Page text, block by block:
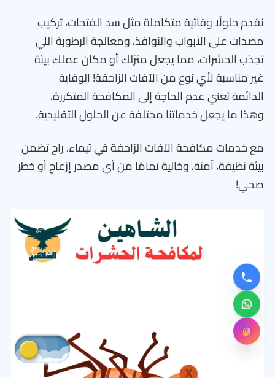
نقدم حلولًا وقائية متكاملة مثل سد الفتحات، تركيب
مصدات على الأبواب والنوافذ، ومعالجة الرطوبة اللي
تجذب الحشرات، مما يجعل منزلك أو مكان عملك بيئة
غير مناسبة لأي نوع من الآفات الزاحفة! الوقاية
الدائمة تعني عدم الحاجة إلى المكافحة المتكررة،
وهذا ما يجعل خدماتنا مختلفة عن الحلول التقليدية.
مع خدمات مكافحة الآفات الزاحفة في تيماء، راح تضمن
بيئة نظيفة، آمنة، وخالية تمامًا من أي مصدر إزعاج أو خطر
صحي!